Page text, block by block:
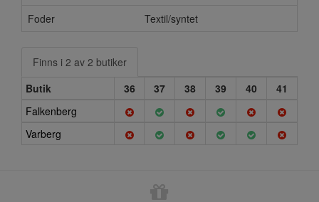
Foder
Textil/syntet
Finns i 2 av 2 butiker
Butik
36 37 38 39 40
41
Falkenberg
Varberg